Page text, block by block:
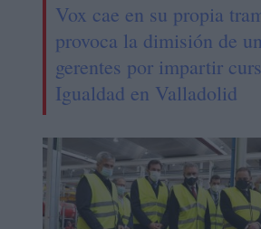
Vox cae en su propia
provoca la dimisión de
gerentes por impartir
Igualdad en Valladolid